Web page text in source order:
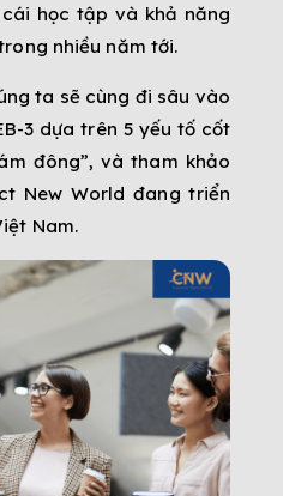
học tập và khả năng
nhiều năm tới.
ta sẽ cùng đi sâu vào
3 dựa trên 5 yếu tố cốt
đông”, và tham khảo
New World đang triển
Nam.